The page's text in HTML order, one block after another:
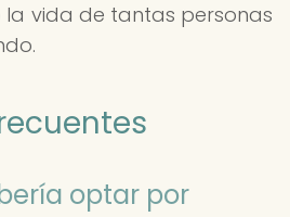
vida de tantas personas
optar por